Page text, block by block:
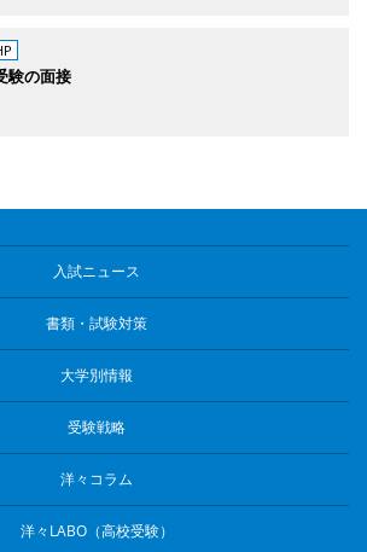
験の面接
入試ニュース
書類・試験対策
大学別情報
受験戦略
洋々コラム
洋々LABO（高校受験）